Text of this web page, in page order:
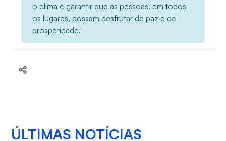
o clima e garantir que as pessoas, em todos
os lugares, possam desfrutar de paz e de
prosperidade.
ÚLTIMAS NOTÍCIAS